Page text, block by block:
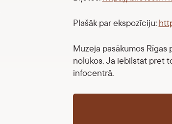
Plašāk par ekspozīciju:
Muzeja pasākumos
nolūkos. Ja iebilstat pret
infocentrā.